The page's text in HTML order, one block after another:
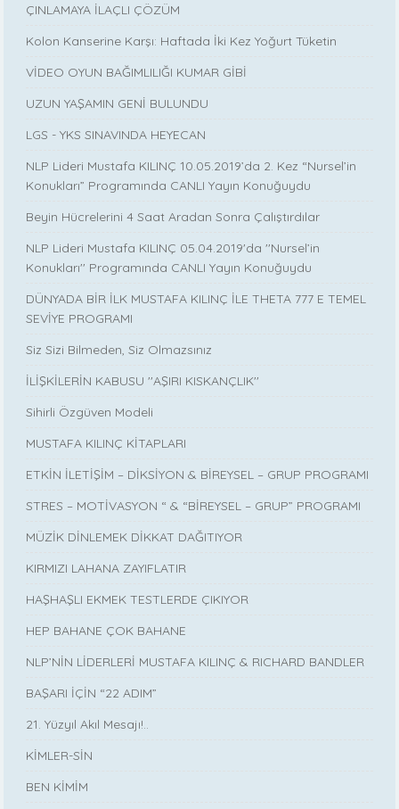
ÇINLAMAYA İLAÇLI ÇÖZÜM
Kolon Kanserine Karşı: Haftada İki Kez Yoğurt Tüketin
VİDEO OYUN BAĞIMLILIĞI KUMAR GİBİ
UZUN YAŞAMIN GENİ BULUNDU
LGS - YKS SINAVINDA HEYECAN
NLP Lideri Mustafa KILINÇ 10.05.2019’da 2. Kez “Nursel’in
Konukları” Programında CANLI Yayın Konuğuydu
Beyin Hücrelerini 4 Saat Aradan Sonra Çalıştırdılar
NLP Lideri Mustafa KILINÇ 05.04.2019'da ''Nursel’in
Konukları'' Programında CANLI Yayın Konuğuydu
DÜNYADA BİR İLK MUSTAFA KILINÇ İLE THETA 777 E TEMEL
SEVİYE PROGRAMI
Siz Sizi Bilmeden, Siz Olmazsınız
İLİŞKİLERİN KABUSU ''AŞIRI KISKANÇLIK''
Sihirli Özgüven Modeli
MUSTAFA KILINÇ KİTAPLARI
ETKİN İLETİŞİM – DİKSİYON & BİREYSEL – GRUP PROGRAMI
STRES – MOTİVASYON “ & “BİREYSEL – GRUP” PROGRAMI
MÜZİK DİNLEMEK DİKKAT DAĞITIYOR
KIRMIZI LAHANA ZAYIFLATIR
HAŞHAŞLI EKMEK TESTLERDE ÇIKIYOR
HEP BAHANE ÇOK BAHANE
NLP’NİN LİDERLERİ MUSTAFA KILINÇ & RICHARD BANDLER
BAŞARI İÇİN “22 ADIM”
21. Yüzyıl Akıl Mesajı!..
KİMLER-SİN
BEN KİMİM